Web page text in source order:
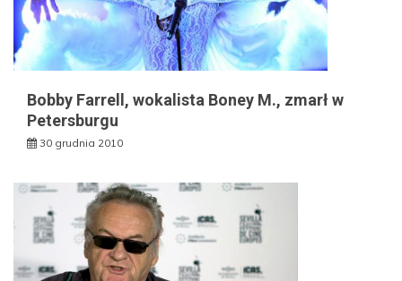
Bobby Farrell, wokalista Boney M., zmarł w
Petersburgu
30 grudnia 2010